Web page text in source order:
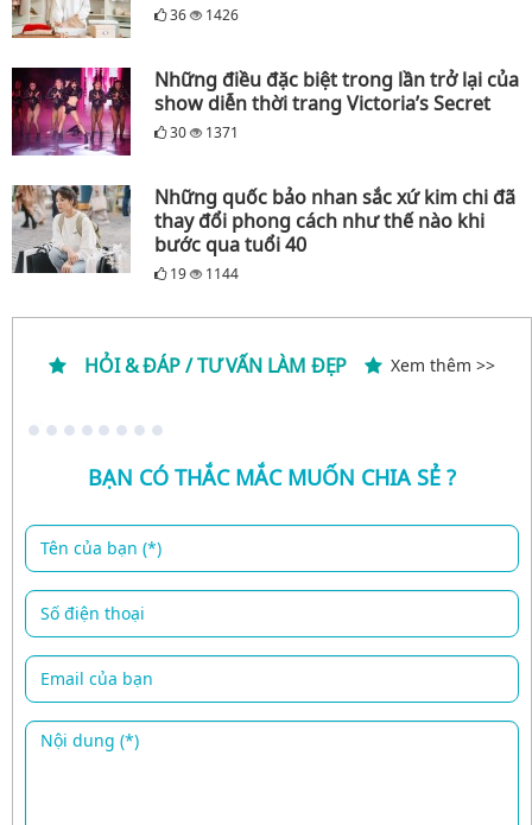
36 1426
Những điều đặc biệt trong lần trở lại của
show diễn thời trang Victoria’s Secret
30 1371
Những quốc bảo nhan sắc xứ kim chi đã
thay đổi phong cách như thế nào khi
bước qua tuổi 40
19 1144
HỎI & ĐÁP / TƯ VẤN LÀM ĐẸP Xem thêm >>
BẠN CÓ THẮC MẮC MUỐN CHIA SẺ ?